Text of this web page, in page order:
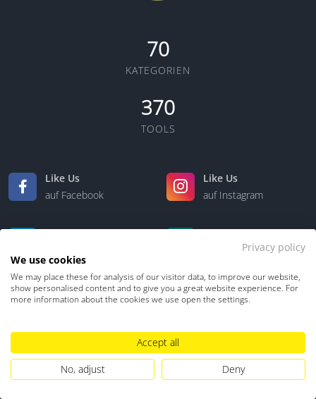
70
KATEGORIEN
370
TOOLS
Like Us
auf Facebook
Like Us
auf Instagram
Like Us
Like Us
Kontakt Über uns
Privacy policy
We use cookies
We may place these for analysis of our visitor data, to improve our website,
show personalised content and to give you a great website experience. For
more information about the cookies we use open the settings.
Accept all
No, adjust
Deny